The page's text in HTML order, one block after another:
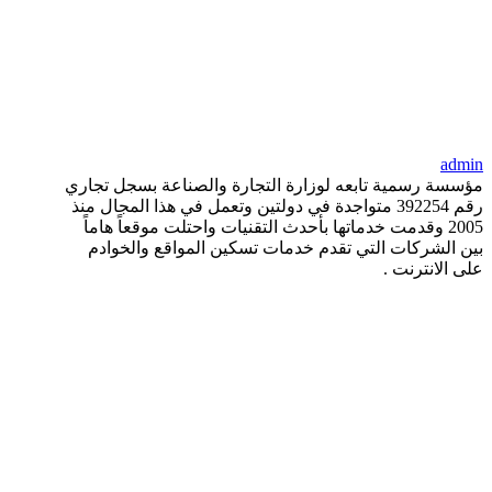
admin
مؤسسة رسمية تابعه لوزارة التجارة والصناعة بسجل تجاري
رقم 392254 متواجدة في دولتين وتعمل في هذا المجال منذ
2005 وقدمت خدماتها بأحدث التقنيات واحتلت موقعاً هاماً
بين الشركات التي تقدم خدمات تسكين المواقع والخوادم
على الانترنت .